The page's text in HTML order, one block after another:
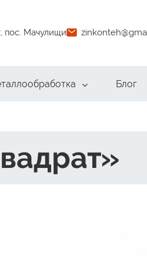
пос. Мачулищи
Блог